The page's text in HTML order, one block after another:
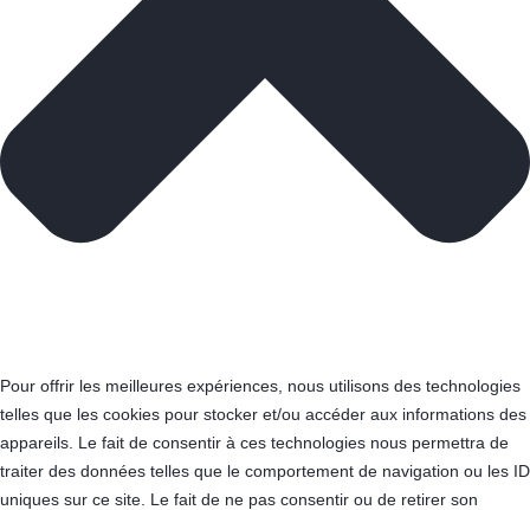
Pour offrir les meilleures expériences, nous utilisons des technologies
telles que les cookies pour stocker et/ou accéder aux informations des
appareils. Le fait de consentir à ces technologies nous permettra de
traiter des données telles que le comportement de navigation ou les ID
uniques sur ce site. Le fait de ne pas consentir ou de retirer son